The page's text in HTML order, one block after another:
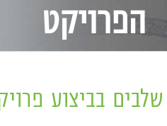
הפרויקט
שלבים בביצוע